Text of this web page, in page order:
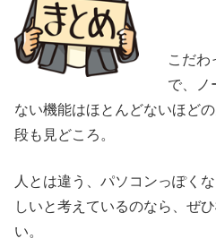
こだわ
で、ノ
ない機能はほとんどないほど
段も見どころ。
人とは違う、パソコンっぽく
しいと考えているのなら、ぜ
い。